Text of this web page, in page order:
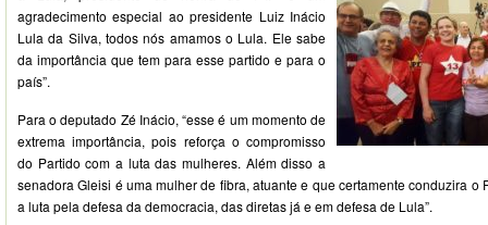
agradecimento especial ao presidente Luiz Inácio
Lula da Silva, todos nós amamos o Lula. Ele sabe
da importância que tem para esse partido e para o
país”.
Para o deputado Zé Inácio, “esse é um momento de
extrema importância, pois reforça o compromisso
do Partido com a luta das mulheres. Além disso a
senadora Gleisi é uma mulher de fibra, atuante e que certamente conduzira o
a luta pela defesa da democracia, das diretas já e em defesa de Lula”.